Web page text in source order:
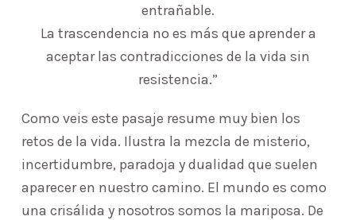
entrañable.
La trascendencia no es más que aprender a
aceptar las contradicciones de la vida sin
resistencia.”
Como veis este pasaje resume muy bien los
retos de la vida. Ilustra la mezcla de misterio,
incertidumbre, paradoja y dualidad que suelen
aparecer en nuestro camino. El mundo es como
una crisálida y nosotros somos la mariposa. De